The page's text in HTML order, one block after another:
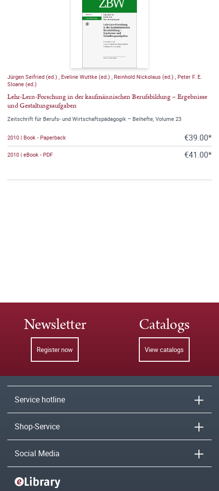
Jürgen Seifried (ed.) Eveline Wuttke (ed.) Reinhold Nickolaus (ed.)
Peter F. E.
Sloane (ed.)
Lehr-Lern-Forschung in der kaufmännischen Berufsbildung – Ergebnisse
und Gestaltungsaufgaben
Zeitschrift für Berufs- und Wirtschaftspädagogik – Beihefte, Volume 23
2010 | Book - Paperback €39.00*
2010 | eBook - PDF €41.00*
Newsletter
Register now
Catalogs
View catalogs
Service hotline
Shop-Service
Social Media